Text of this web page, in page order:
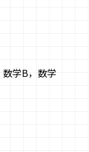
学B，数学